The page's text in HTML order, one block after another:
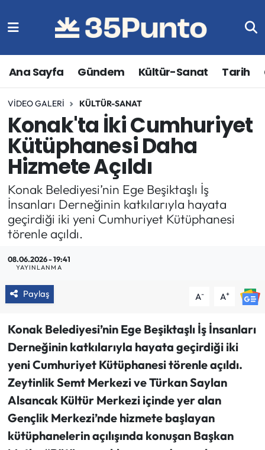
Ana Sayfa Gündem Kültür-Sanat Tarih
VIDEO GALERI KÜLTÜR-SANAT
Konak'ta İki Cumhuriyet
Kütüphanesi Daha
Hizmete Açıldı
Konak Belediyesi’nin Ege Beşiktaşlı İş
İnsanları Derneğinin katkılarıyla hayata
geçirdiği iki yeni Cumhuriyet Kütüphanesi
törenle açıldı.
08.06.2026 - 19:41
YAYINLANMA
Paylaş A- A+
Konak Belediyesi’nin Ege Beşiktaşlı İş İnsanları
Derneğinin katkılarıyla hayata geçirdiği iki
yeni Cumhuriyet Kütüphanesi törenle açıldı.
Zeytinlik Semt Merkezi ve Türkan Saylan
Alsancak Kültür Merkezi içinde yer alan
Gençlik Merkezi’nde hizmete başlayan
kütüphanelerin açılışında konuşan Başkan